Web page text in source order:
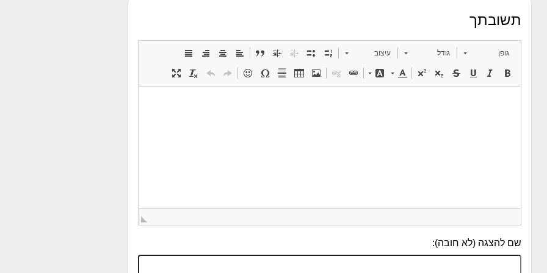
תשובתך
גופן גודל עיצוב
שם להצגה (לא חובה):